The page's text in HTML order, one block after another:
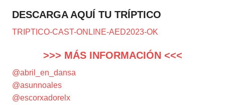
DESCARGA AQUÍ TU TRÍPTICO
TRIPTICO-CAST-ONLINE-AED2023-OK
>>> MÁS INFORMACIÓN <<<
@abril_en_dansa
@asunnoales
@escorxadorelx